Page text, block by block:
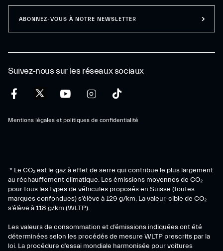
Suivez-nous sur les réseaux sociaux
Mentions légales et politiques de confidentialité
ABONNEZ-VOUS À NOTRE NEWSLETTER
* Le CO₂ est le gaz à effet de serre qui contribue le plus largement
au réchauffement climatique. Les émissions moyennes de CO₂
pour tous les types de véhicules proposés en Suisse (toutes
marques confondues) s’élève à 129 g/km. La valeur-cible de CO₂
s’élève à 118 g/km (WLTP).
Les valeurs de consommation et d’émissions indiquées ont été
déterminées selon les procédés de mesure WLTP prescrits par la
loi. La procédure d’essai mondiale harmonisée pour voitures